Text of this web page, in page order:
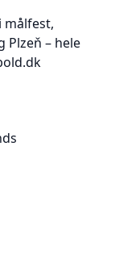
målfest,
Plzeň – hele